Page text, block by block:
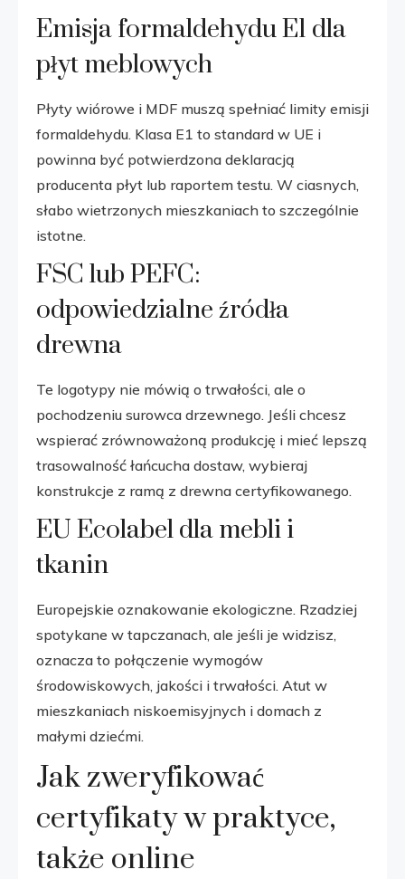
Emisja formaldehydu E1 dla
płyt meblowych
Płyty wiórowe i MDF muszą spełniać limity emisji
formaldehydu. Klasa E1 to standard w UE i
powinna być potwierdzona deklaracją
producenta płyt lub raportem testu. W ciasnych,
słabo wietrzonych mieszkaniach to szczególnie
istotne.
FSC lub PEFC:
odpowiedzialne źródła
drewna
Te logotypy nie mówią o trwałości, ale o
pochodzeniu surowca drzewnego. Jeśli chcesz
wspierać zrównoważoną produkcję i mieć lepszą
trasowalność łańcucha dostaw, wybieraj
konstrukcje z ramą z drewna certyfikowanego.
EU Ecolabel dla mebli i
tkanin
Europejskie oznakowanie ekologiczne. Rzadziej
spotykane w tapczanach, ale jeśli je widzisz,
oznacza to połączenie wymogów
środowiskowych, jakości i trwałości. Atut w
mieszkaniach niskoemisyjnych i domach z
małymi dziećmi.
Jak zweryfikować
certyfikaty w praktyce,
także online